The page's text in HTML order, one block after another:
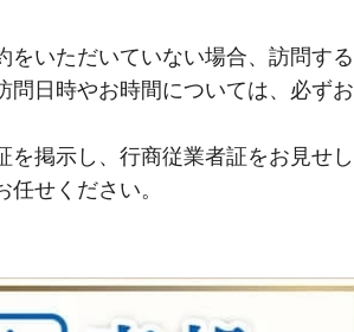
をいただいていない場合、訪問する
問日時やお時間については、必ずお
を掲示し、行商従業者証をお見せし
せください。